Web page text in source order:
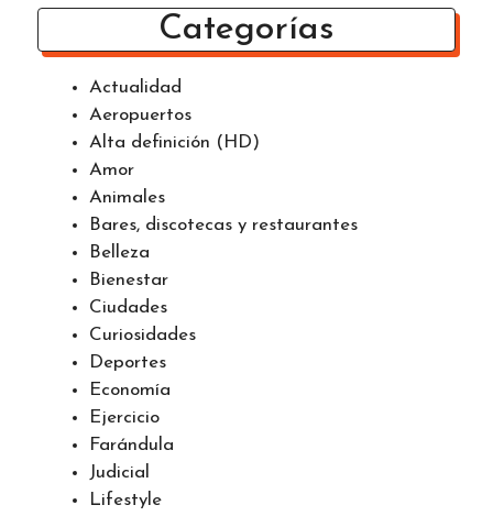
Categorías
Actualidad
Aeropuertos
Alta definición (HD)
Amor
Animales
Bares, discotecas y restaurantes
Belleza
Bienestar
Ciudades
Curiosidades
Deportes
Economía
Ejercicio
Farándula
Judicial
Lifestyle